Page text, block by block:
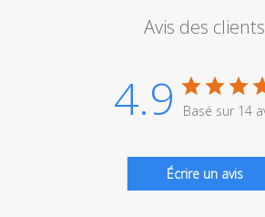
Avis des clients
4.9 Basé sur 14
Écrire un avis